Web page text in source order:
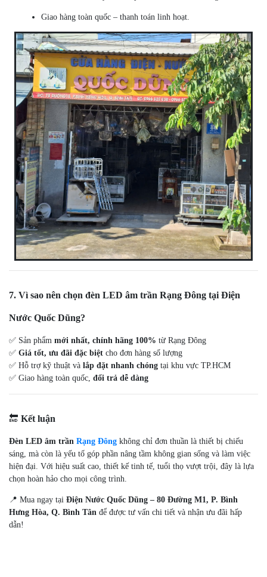
Giao hàng toàn quốc – thanh toán linh hoạt.
7. Vì sao nên chọn đèn LED âm trần Rạng Đông tại Điện
Nước Quốc Dũng?
✅ Sản phẩm mới nhất, chính hãng 100% từ Rạng Đông
✅ Giá tốt, ưu đãi đặc biệt cho đơn hàng số lượng
✅ Hỗ trợ kỹ thuật và lắp đặt nhanh chóng tại khu vực TP.HCM
✅ Giao hàng toàn quốc, đổi trả dễ dàng
🔚 Kết luận
Đèn LED âm trần Rạng Đông không chỉ đơn thuần là thiết bị chiếu
sáng, mà còn là yếu tố góp phần nâng tầm không gian sống và làm việc
hiện đại. Với hiệu suất cao, thiết kế tinh tế, tuổi thọ vượt trội, đây là lựa
chọn hoàn hảo cho mọi công trình.
📍 Mua ngay tại Điện Nước Quốc Dũng – 80 Đường M1, P. Bình
Hưng Hòa, Q. Bình Tân để được tư vấn chi tiết và nhận ưu đãi hấp
dẫn!